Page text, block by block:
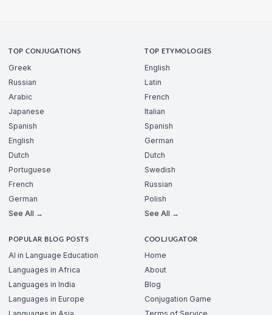
TOP CONJUGATIONS
Greek
Russian
Arabic
Japanese
Spanish
English
Dutch
Portuguese
French
German
See All →
TOP ETYMOLOGIES
English
Latin
French
Italian
Spanish
German
Dutch
Swedish
Russian
Polish
See All →
POPULAR BLOG POSTS
AI in Language Education
Languages in Africa
Languages in India
Languages in Europe
COOLJUGATOR
Home
About
Blog
Conjugation Game